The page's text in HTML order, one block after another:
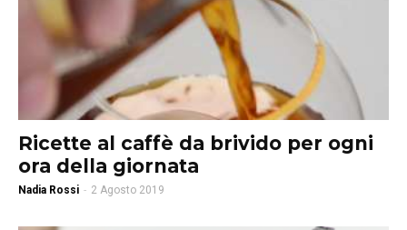
Ricette al caffè da brivido per ogni
ora della giornata
Nadia Rossi - 2 Agosto 2019